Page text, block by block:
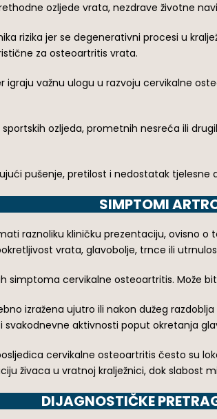
ozljede vrata, nezdrave životne
rizika jer se degenerativni procesi u
za osteoartritis vrata.
igraju važnu ulogu u razvoju cervikalne
ozljeda, prometnih nesreća ili
pušenje, pretilost i nedostatak
SIMPTOMI
raznoliku kliničku prezentaciju, ovisno
vrata, glavobolje, trnce ili
simptoma cervikalne osteoartritis. Može
izražena ujutro ili nakon dužeg
aktivnosti poput okretanja
cervikalne osteoartritis često su
živaca u vratnoj kralježnici, dok slabost
DIJAGNOSTIČKE